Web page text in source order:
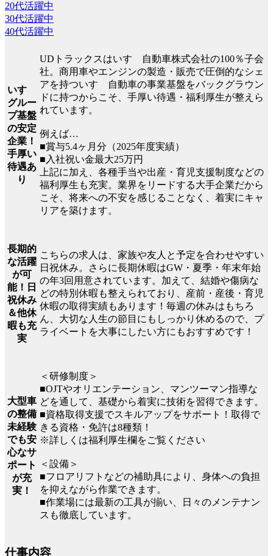
20代活躍中
30代活躍中
40代活躍中
いすゞ
グルー
プ基盤
の安定
企業！
手厚い
待遇あ
り
UDトラックスはいすゞ自動車株式会社の100％子会
社。商用車やエンジンの製造・販売で圧倒的なシェ
アを持ついすゞ自動車の事業基盤をバックグラウン
ドに持つからこそ、手厚い待遇・福利厚生が整えら
れています。
例えば…
■賞与5.4ヶ月分（2025年度実績）
■入社祝い金最大25万円
上記に加え、各種手当や出産・育児支援制度などの
福利厚生も充実。業界をリードする大手企業だから
こそ、将来への不安を感じることなく、着実にキャ
リアを築けます。
長期的
な活躍
が可
能！日
祝休み
＆他休
暇も充
実
こちらの求人は、家族や友人と予定を合わせやすい
日祝休み。さらに長期休暇はGW・夏季・年末年始
の年3回用意されています。加えて、結婚や傷病な
どの特別休暇も整えられており、産前・産後・育児
休暇の取得実績もあります！毎週の休みはもちろ
ん、大切な人生の節目にもしっかり休めるので、プ
ライベートを大事にしたい方にもおすすめです！
大型車
の整備
未経験
でも安
心なサ
ポート
が充
実！
＜研修制度＞
■OJTやオリエンテーション、マンツーマン指導な
どを通して、基礎から着実に技術を習得できます。
■資格取得支援でスキルアップをサポート！取得で
きる資格・免許は8種類！
※詳しくは福利厚生欄をご覧ください
＜設備＞
■フロアリフトなどの補助具により、身体への負担
を抑えながら作業できます。
■作業場には最新の工具が揃い、日々のメンテナン
スも徹底しています。
仕事内容